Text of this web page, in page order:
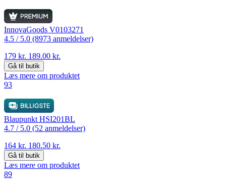
InnovaGoods V0103271
4.5 /5.0 (8973 anmeldelser)
179 kr. 189.00 kr.
Gå til butik
Læs mere om produktet
93
Blaupunkt HSI201BL
4.7 /5.0 (52 anmeldelser)
164 kr. 180.50 kr.
Gå til butik
Læs mere om produktet
89